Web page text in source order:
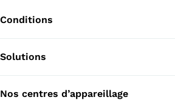
Conditions
Solutions
Nos centres d’appareillage